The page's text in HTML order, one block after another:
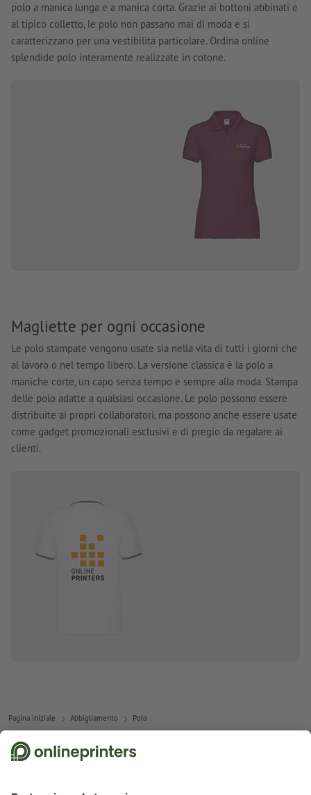
polo a manica lunga e a manica corta. Grazie ai bottoni abbinati e
al tipico colletto, le polo non passano mai di moda e si
caratterizzano per una vestibilità particolare. Ordina online
splendide polo interamente realizzate in cotone.
Magliette per ogni occasione
Le polo stampate vengono usate sia nella vita di tutti i giorni che
al lavoro o nel tempo libero. La versione classica è la polo a
maniche corte, un capo senza tempo e sempre alla moda. Stampa
delle polo adatte a qualsiasi occasione. Le polo possono essere
distribuite ai propri collaboratori, ma possono anche essere usate
come gadget promozionali esclusivi e di pregio da regalare ai
clienti.
Pagina iniziale Abbigliamento Polo
Abbonati alla newsletter e assicurati un buono sconto del